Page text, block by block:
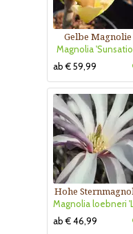
Gelbe Magnolie
Magnolia
ab € 59,99
Hohe
ab € 46,99